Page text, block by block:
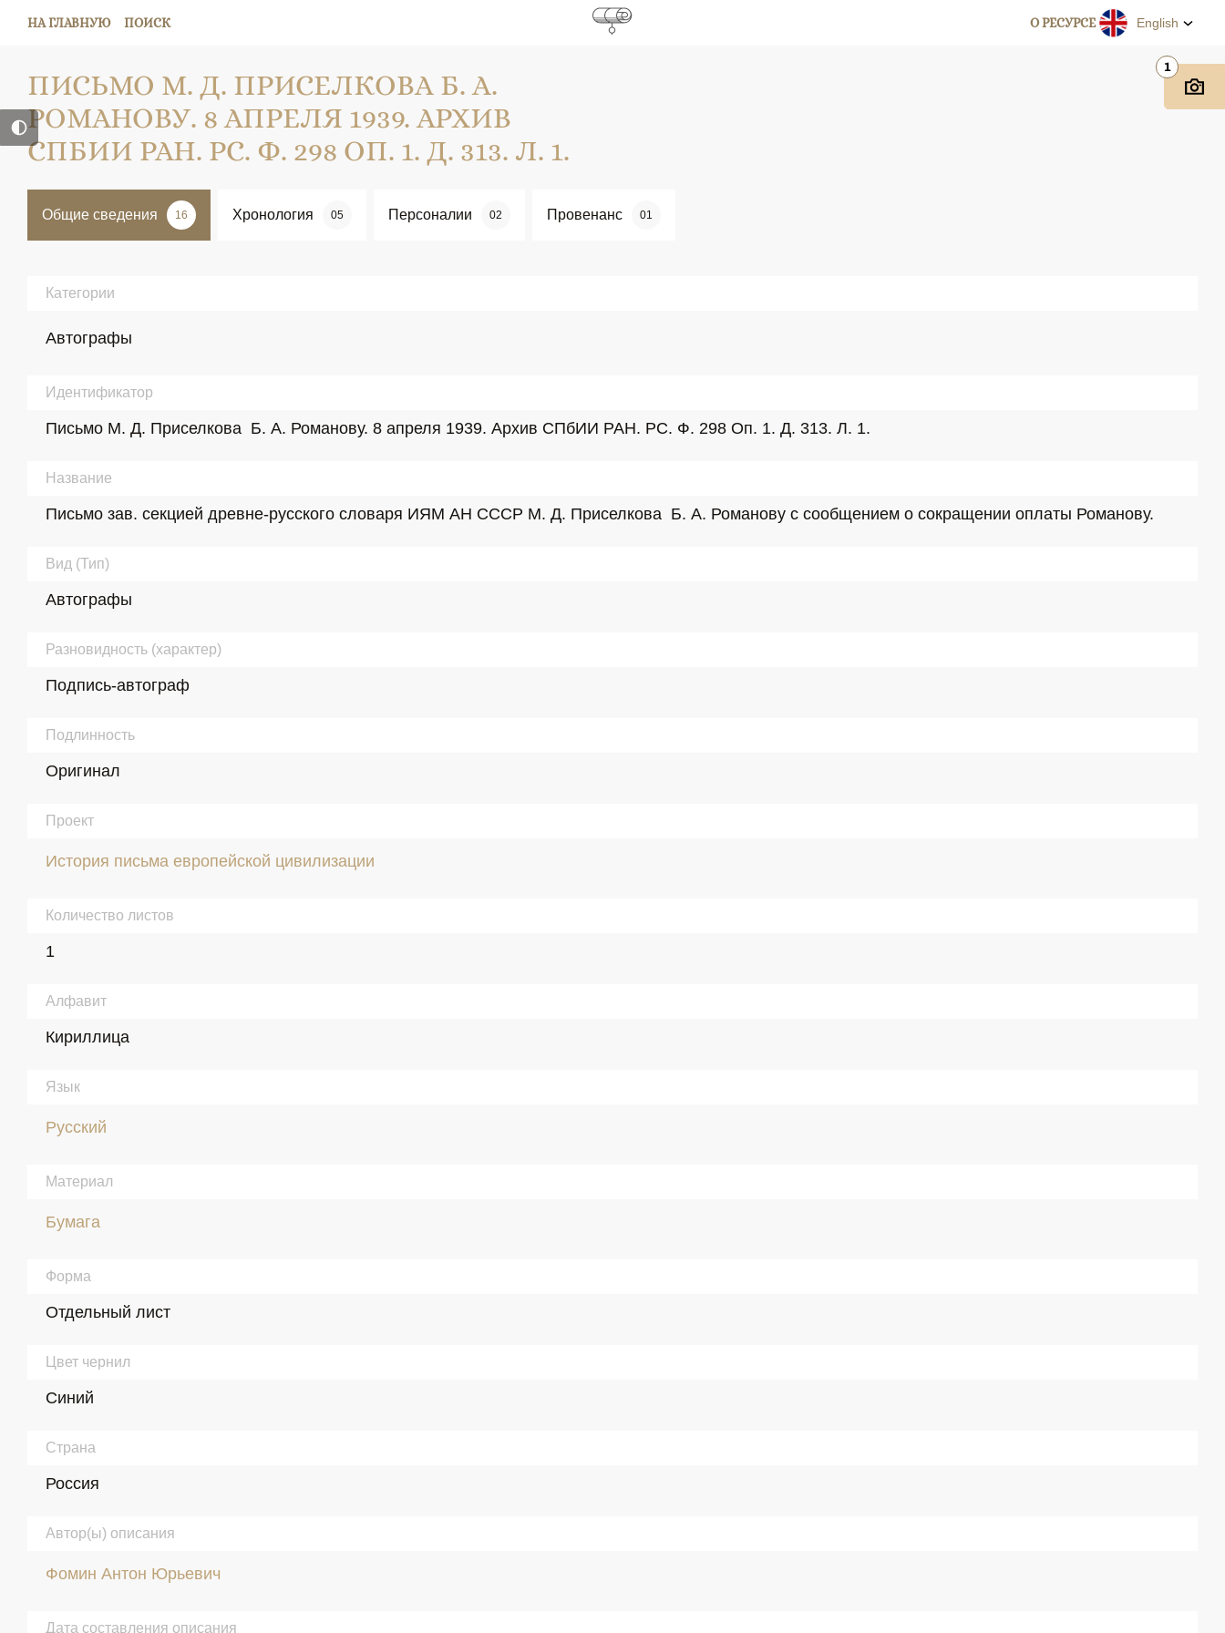
НА ГЛАВНУЮ ПОИСК О РЕСУРСЕ English
ПИСЬМО М. Д. ПРИСЕЛКОВА Б. А.
РОМАНОВУ. 8 АПРЕЛЯ 1939. АРХИВ
СПБИИ РАН. РС. Ф. 298 ОП. 1. Д. 313. Л. 1.
Общие сведения 16 Хронология 05 Персоналии 02 Провенанс 01
Категории
Автографы
Идентификатор
Письмо М. Д. Приселкова  Б. А. Романову. 8 апреля 1939. Архив СПбИИ РАН. РС. Ф. 298 Оп. 1. Д. 313. Л. 1.
Название
Письмо зав. секцией древне-русского словаря ИЯМ АН СССР М. Д. Приселкова  Б. А. Романову с сообщением о сокращении оплаты Романову.
Вид (Тип)
Автографы
Разновидность (характер)
Подпись-автограф
Подлинность
Оригинал
Проект
История письма европейской цивилизации
Количество листов
1
Алфавит
Кириллица
Язык
Русский
Материал
Бумага
Форма
Отдельный лист
Цвет чернил
Синий
Страна
Россия
Автор(ы) описания
Фомин Антон Юрьевич
Дата составления описания
1